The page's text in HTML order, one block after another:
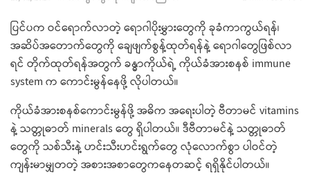
ပြင်ပက ဝင်ရောက်လာတဲ့ ရောဂါပိုးမွှားတွေကို ခုခံကာကွယ်ရန်၊
အဆိပ်အတောက်တွေကို ချေဖျက်စွန့်ထုတ်ရန်နဲ့ ရောဂါတွေဖြစ်လာ
ရင် တိုက်ထုတ်ရန်အတွက် ခန္ဓာကိုယ်ရဲ့ ကိုယ်ခံအားစနစ် immune
system က ကောင်းမွန်နေဖို့ လိုပါတယ်။
ကိုယ်ခံအားစနစ်ကောင်းမွန်ဖို့ အဓိက အရေးပါတဲ့ ဗီတာမင် vitamins
နဲ့ သတ္တုဓာတ် minerals တွေ ရှိပါတယ်။ ဒီဗီတာမင်နဲ့ သတ္တုဓာတ်
တွေကို သစ်သီးနဲ့ ဟင်းသီးဟင်းရွက်တွေ လုံလောက်စွာ ပါဝင်တဲ့
ကျန်းမာမျှတတဲ့ အစားအစာတွေကနေတဆင့် ရရှိနိုင်ပါတယ်။